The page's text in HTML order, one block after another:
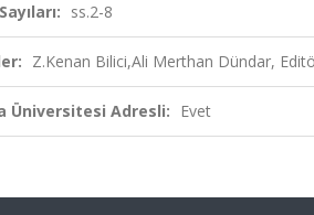
ss.2-8
Z.Kenan Bilici,Ali Merthan Dündar,
Üniversitesi Adresli: Evet